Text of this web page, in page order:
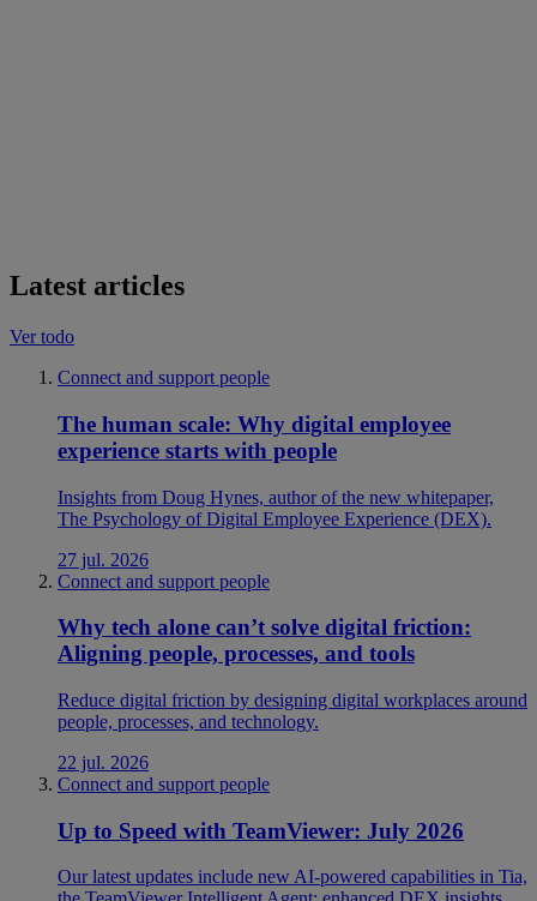
Latest articles
Ver todo
Connect and support people
The human scale: Why digital employee
experience starts with people
Insights from Doug Hynes, author of the new whitepaper,
The Psychology of Digital Employee Experience (DEX).
27 jul. 2026
Connect and support people
Why tech alone can’t solve digital friction:
Aligning people, processes, and tools
Reduce digital friction by designing digital workplaces around
people, processes, and technology.
22 jul. 2026
Connect and support people
Up to Speed with TeamViewer: July 2026
Our latest updates include new AI-powered capabilities in Tia,